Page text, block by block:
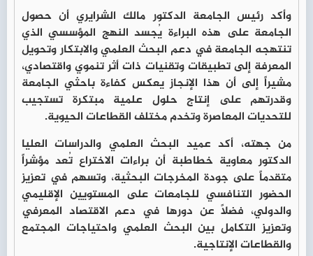
وأكد رئيس الجامعة الدكتور مالك الشرايري أن حصول
الجامعة على هذه البراءة يُجسد النهج المؤسسي الذي
تنتهجه الجامعة في دعم البحث العلمي والابتكار وتحويل
المعرفة إلى تطبيقات وتقنيات ذات أثر تنموي واقتصادي،
مشيراً إلى أن هذا الإنجاز يعكس كفاءة باحثي الجامعة
وقدرتهم على إنتاج حلول علمية مبتكرة تستجيب
للتحديات المعاصرة وتخدم مختلف القطاعات الحيوية.
من جهته، أكد عميد البحث العلمي والدراسات العليا
الدكتور معاوية خطاطبة أن براءات الاختراع تُعد مؤشراً
متقدماً على جودة المخرجات البحثية، وتسهم في تعزيز
الحضور التنافسي للجامعات على المستويين الإقليمي
والدولي، فضلاً عن دورها في دعم الاقتصاد المعرفي
وتعزيز التكامل بين البحث العلمي واحتياجات المجتمع
والقطاعات الإنتاجية.